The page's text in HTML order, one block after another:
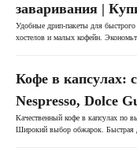
заваривания |
Удобные дрип-пакеты для быстрого
хостелов и малых кофейн.
Кофе в капсулах:
Nespresso, Dolce
Качественный кофе в капсулах по
Широкий выбор обжарок. Быстрая